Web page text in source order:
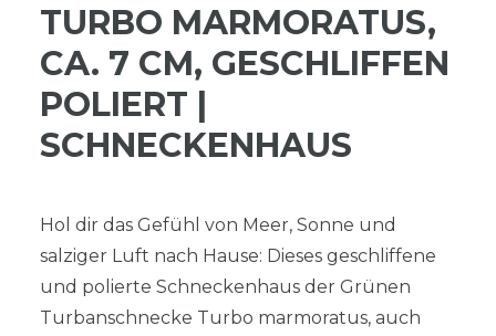
TURBO MARMORATUS,
CA. 7 CM, GESCHLIFFEN
POLIERT |
SCHNECKENHAUS
Hol dir das Gefühl von Meer, Sonne und
salziger Luft nach Hause: Dieses geschliffene
und polierte Schneckenhaus der Grünen
Turbanschnecke Turbo marmoratus, auch